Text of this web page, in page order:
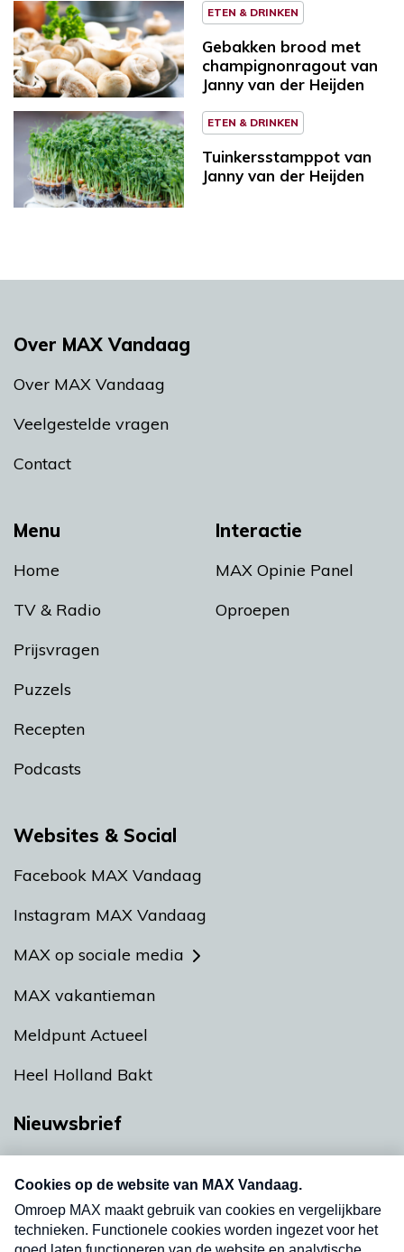
ETEN & DRINKEN
Gebakken brood met
champignonragout van
Janny van der Heijden
ETEN & DRINKEN
Tuinkersstamppot van
Janny van der Heijden
Menu
Home
TV & Radio
Prijsvragen
Puzzels
Recepten
Podcasts
Interactie
MAX Opinie Panel
Oproepen
Over MAX Vandaag
Over MAX Vandaag
Veelgestelde vragen
Contact
Websites & Social
Facebook MAX Vandaag
Instagram MAX Vandaag
MAX op sociale media
MAX vakantieman
Meldpunt Actueel
Heel Holland Bakt
Nieuwsbrief
nieuwsbrief. Elke vrijdag- en dinsdagochtend in
uw mailbox.